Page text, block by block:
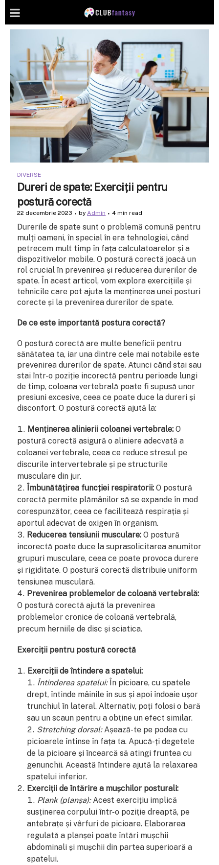
DIVERSE
Dureri de spate: Exerciții pentru
postură corectă
22 decembrie 2023 by Admin 4 min read
Durerile de spate sunt o problemă comună pentru
mulți oameni, în special în era tehnologiei, când
petrecem mult timp în fața calculatoarelor și a
dispozitivelor mobile. O postură corectă joacă un
rol crucial în prevenirea și reducerea durerilor de
spate. În acest articol, vom explora exercițiile și
tehnicile care pot ajuta la menținerea unei posturi
corecte și la prevenirea durerilor de spate.
De ce este importantă postura corectă?
O postură corectă are multe beneficii pentru
sănătatea ta, iar una dintre cele mai notabile este
prevenirea durerilor de spate. Atunci când stai sau
stai într-o poziție incorectă pentru perioade lungi
de timp, coloana vertebrală poate fi supusă unor
presiuni excesive, ceea ce poate duce la dureri și
disconfort. O postură corectă ajută la:
Menținerea alinierii coloanei vertebrale: O
postură corectă asigură o aliniere adecvată a
coloanei vertebrale, ceea ce reduce stresul pe
discurile intervertebrale și pe structurile
musculare din jur.
Îmbunătățirea funcției respiratorii: O postură
corectă permite plămânilor să se expande în mod
corespunzător, ceea ce facilitează respirația și
aportul adecvat de oxigen în organism.
Reducerea tensiunii musculare: O postură
incorectă poate duce la suprasolicitarea anumitor
grupuri musculare, ceea ce poate provoca durere
și rigiditate. O postură corectă distribuie uniform
tensiunea musculară.
Prevenirea problemelor de coloană vertebrală:
O postură corectă ajută la prevenirea
problemelor cronice de coloană vertebrală,
precum herniile de disc și sciatica.
Exerciții pentru postură corectă
Exerciții de întindere a spatelui:
Întinderea spatelui:În picioare, cu spatele
drept, întinde mâinile în sus și apoi îndoaie ușor
trunchiul în lateral. Alternativ, poți folosi o bară
sau un scaun pentru a obține un efect similar.
Stretching dorsal:Așează-te pe podea cu
picioarele întinse în fața ta. Apucă-ți degetele
de la picioare și încearcă să atingi fruntea cu
genunchii. Această întindere ajută la relaxarea
spatelui inferior.
Exerciții de întărire a mușchilor posturali:
Plank (planșa):Acest exercițiu implică
susținerea corpului într-o poziție dreaptă, pe
antebrațe și vârfuri de picioare. Elaborarea
regulată a planșei poate întări mușchii
abdominali și mușchii din partea superioară a
spatelui.